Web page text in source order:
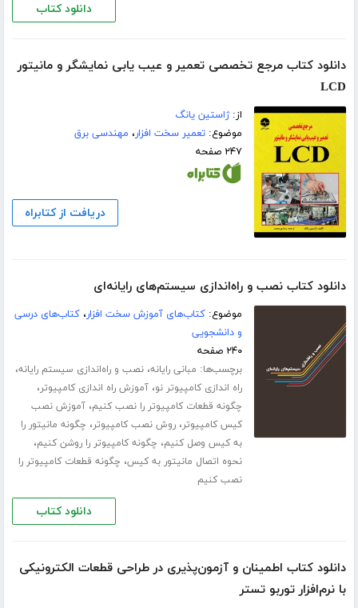
دانلود کتاب
دانلود کتاب مرجع تخصصی تعمیر و عیب یابی نمایشگر و مانیتور
LCD
از:ژاستین یانگ
موضوع:تعمیر سخت افزار، مهندسی برق
۲۴۷ صفحه
دریافت از کتابراه
دانلود کتاب نصب و راه‌اندازی سیستم‌های رایانه‌ای
موضوع:کتاب‌های آموزش سخت افزار،کتاب‌های درسی
و دانشجویی
۲۴۰ صفحه
برچسب‌ها: مبانی رایانه،نصب و راه‌اندازی سیستم‌ رایانه‌،
راه اندازی کامپیوتر نو،آموزش راه اندازی کامپیوتر،
چگونه قطعات کامپیوتر را نصب کنیم،آموزش نصب
کیس کامپیوتر،روش نصب کامپیوتر، چگونه مانیتور را
به کیس وصل کنیم، چگونه کامپیوتر را روشن کنیم،
نحوه اتصال مانیتور به کیس، چگونه قطعات کامپیوتر را
نصب کنیم
دانلود کتاب
دانلود کتاب اطمینان و آزمون‌پذیری در طراحی قطعات الکترونیکی
با نرم‌افزار توربو تستر